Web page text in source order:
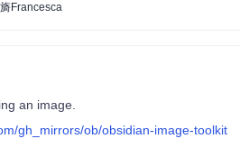
Francesca
an image.
gh_mirrors/ob/obsidian-image-toolkit